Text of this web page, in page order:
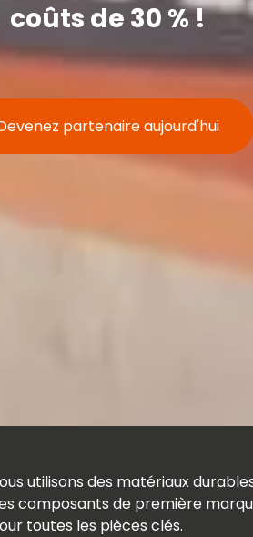
coûts de 30 % !
partenaire aujourd'hui
utilisons des matériaux
composants de première
toutes les pièces clés.